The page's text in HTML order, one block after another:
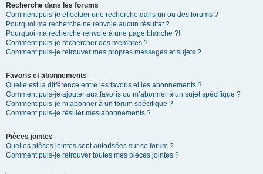
Recherche dans les forums
Comment puis-je effectuer une recherche dans un ou des forums ?
Pourquoi ma recherche ne renvoie aucun résultat ?
Pourquoi ma recherche renvoie à une page blanche ?!
Comment puis-je rechercher des membres ?
Comment puis-je retrouver mes propres messages et sujets ?
Favoris et abonnements
Quelle est la différence entre les favoris et les abonnements ?
Comment puis-je ajouter aux favoris ou m’abonner à un sujet spécifique ?
Comment puis-je m’abonner à un forum spécifique ?
Comment puis-je résilier mes abonnements ?
Pièces jointes
Quelles pièces jointes sont autorisées sur ce forum ?
Comment puis-je retrouver toutes mes pièces jointes ?